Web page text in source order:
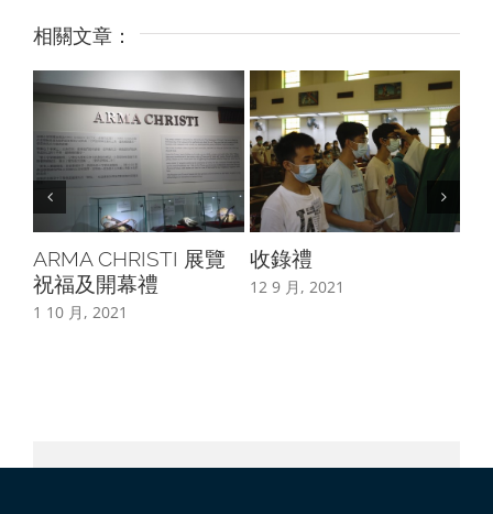
相關文章：
ARMA CHRISTI 展覽
祝福及開幕禮
1 10 月, 2021
收錄禮
12 9 月, 2021